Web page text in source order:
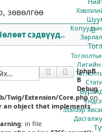
Копуудын
Лигийн
Зээлээр
зөвөлгөө
сэдвүүд..
а
т
Хайлт
[phpB
B
Debug
Twig/Extension/Core.phpon
an object that implements
: in file